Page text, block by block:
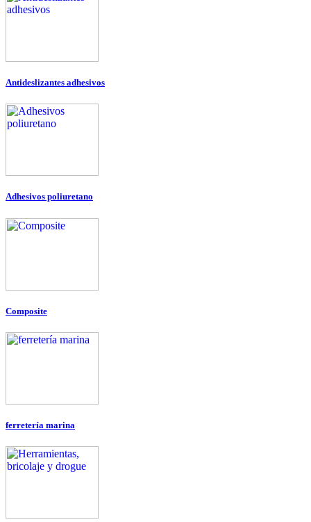
Antideslizantes adhesivos
Adhesivos poliuretano
Composite
ferretería marina